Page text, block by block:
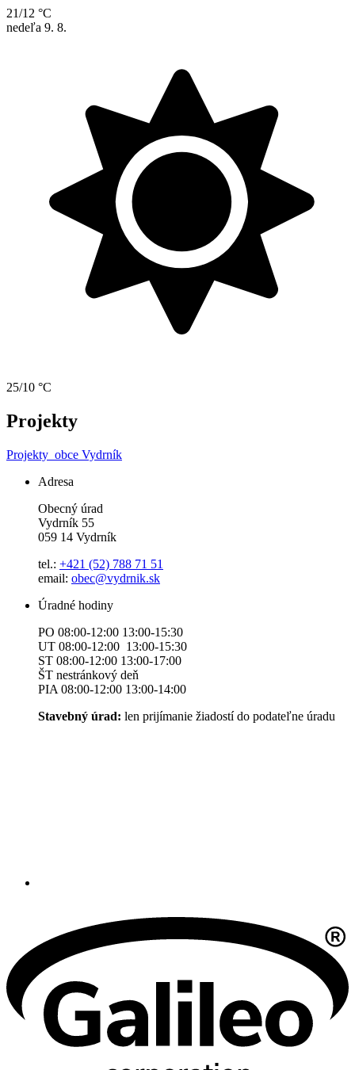
21/12 °C
nedeľa 9. 8.
25/10 °C
Projekty
Projekty obce Vydrník
Adresa
Obecný úrad
Vydrník 55
059 14 Vydrník
tel.: +421 (52) 788 71 51
email: obec@vydrnik.sk
Úradné hodiny
PO 08:00-12:00 13:00-15:30
UT 08:00-12:00 13:00-15:30
ST 08:00-12:00 13:00-17:00
ŠT nestránkový deň
PIA 08:00-12:00 13:00-14:00
Stavebný úrad: len prijímanie žiadostí do podateľne úradu